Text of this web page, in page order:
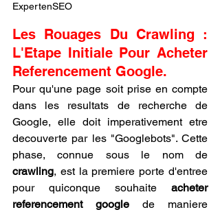
ExpertenSEO
Les Rouages Du Crawling :
L'Etape Initiale Pour Acheter
Referencement Google.
Pour qu'une page soit prise en compte
dans les resultats de recherche de
Google, elle doit imperativement etre
decouverte par les "Googlebots". Cette
crawling, est la premiere porte d'entree
pour quiconque souhaite acheter
referencement google de maniere